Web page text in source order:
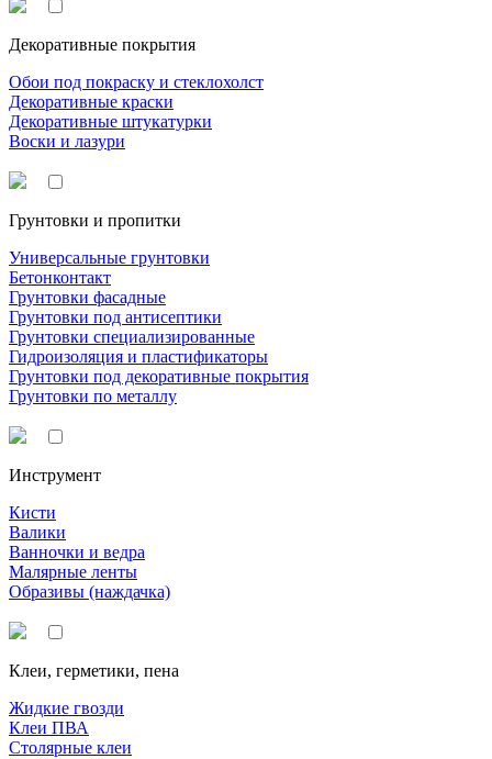
Декоративные покрытия
Обои под покраску и стеклохолст
Декоративные краски
Декоративные штукатурки
Воски и лазури
Грунтовки и пропитки
Универсальные грунтовки
Бетонконтакт
Грунтовки фасадные
Грунтовки под антисептики
Грунтовки специализированные
Гидроизоляция и пластификаторы
Грунтовки под декоративные покрытия
Грунтовки по металлу
Инструмент
Кисти
Валики
Ванночки и ведра
Малярные ленты
Образивы (наждачка)
Клеи, герметики, пена
Жидкие гвозди
Клеи ПВА
Столярные клеи